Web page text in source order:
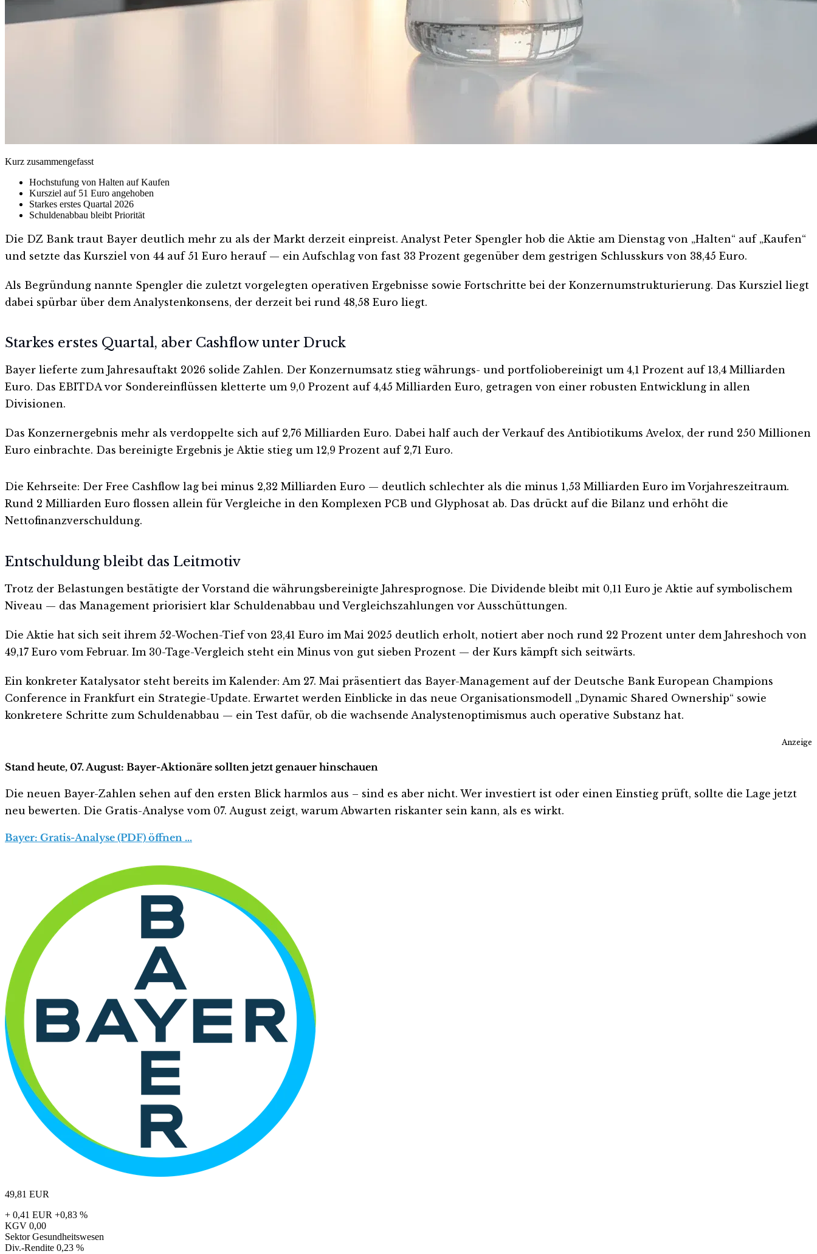
Kurz zusammengefasst
Hochstufung von Halten auf Kaufen
Kursziel auf 51 Euro angehoben
Starkes erstes Quartal 2026
Schuldenabbau bleibt Priorität
Die DZ Bank traut Bayer deutlich mehr zu als der Markt derzeit einpreist. Analyst Peter Spengler hob die Aktie am Dienstag von „Halten“ auf „Kaufen“
und setzte das Kursziel von 44 auf 51 Euro herauf — ein Aufschlag von fast 33 Prozent gegenüber dem gestrigen Schlusskurs von 38,45 Euro.
Als Begründung nannte Spengler die zuletzt vorgelegten operativen Ergebnisse sowie Fortschritte bei der Konzernumstrukturierung. Das Kursziel liegt
dabei spürbar über dem Analystenkonsens, der derzeit bei rund 48,58 Euro liegt.
Starkes erstes Quartal, aber Cashflow unter Druck
Bayer lieferte zum Jahresauftakt 2026 solide Zahlen. Der Konzernumsatz stieg währungs- und portfoliobereinigt um 4,1 Prozent auf 13,4 Milliarden
Euro. Das EBITDA vor Sondereinflüssen kletterte um 9,0 Prozent auf 4,45 Milliarden Euro, getragen von einer robusten Entwicklung in allen
Divisionen.
Das Konzernergebnis mehr als verdoppelte sich auf 2,76 Milliarden Euro. Dabei half auch der Verkauf des Antibiotikums Avelox, der rund 250 Millionen
Euro einbrachte. Das bereinigte Ergebnis je Aktie stieg um 12,9 Prozent auf 2,71 Euro.
Die Kehrseite: Der Free Cashflow lag bei minus 2,32 Milliarden Euro — deutlich schlechter als die minus 1,53 Milliarden Euro im Vorjahreszeitraum.
Rund 2 Milliarden Euro flossen allein für Vergleiche in den Komplexen PCB und Glyphosat ab. Das drückt auf die Bilanz und erhöht die
Nettofinanzverschuldung.
Entschuldung bleibt das Leitmotiv
Trotz der Belastungen bestätigte der Vorstand die währungsbereinigte Jahresprognose. Die Dividende bleibt mit 0,11 Euro je Aktie auf symbolischem
Niveau — das Management priorisiert klar Schuldenabbau und Vergleichszahlungen vor Ausschüttungen.
Die Aktie hat sich seit ihrem 52-Wochen-Tief von 23,41 Euro im Mai 2025 deutlich erholt, notiert aber noch rund 22 Prozent unter dem Jahreshoch von
49,17 Euro vom Februar. Im 30-Tage-Vergleich steht ein Minus von gut sieben Prozent — der Kurs kämpft sich seitwärts.
Ein konkreter Katalysator steht bereits im Kalender: Am 27. Mai präsentiert das Bayer-Management auf der Deutsche Bank European Champions
Conference in Frankfurt ein Strategie-Update. Erwartet werden Einblicke in das neue Organisationsmodell „Dynamic Shared Ownership“ sowie
konkretere Schritte zum Schuldenabbau — ein Test dafür, ob die wachsende Analystenoptimismus auch operative Substanz hat.
Anzeige
Stand heute, 07. August: Bayer-Aktionäre sollten jetzt genauer hinschauen
Die neuen Bayer-Zahlen sehen auf den ersten Blick harmlos aus – sind es aber nicht. Wer investiert ist oder einen Einstieg prüft, sollte die Lage jetzt
neu bewerten. Die Gratis-Analyse vom 07. August zeigt, warum Abwarten riskanter sein kann, als es wirkt.
Bayer: Gratis-Analyse (PDF) öffnen …
49,81 EUR
+ 0,41 EUR +0,83 %
KGV 0,00
Sektor Gesundheitswesen
Div.-Rendite 0,23 %